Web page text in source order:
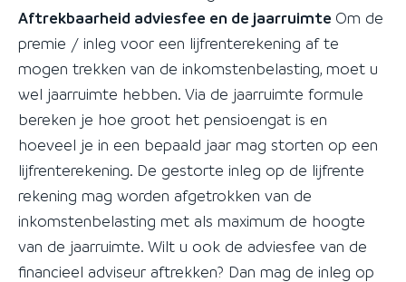
Aftrekbaarheid adviesfee en de jaarruimte Om de
premie / inleg voor een lijfrenterekening af te
mogen trekken van de inkomstenbelasting, moet u
wel jaarruimte hebben. Via de jaarruimte formule
bereken je hoe groot het pensioengat is en
hoeveel je in een bepaald jaar mag storten op een
lijfrenterekening. De gestorte inleg op de lijfrente
rekening mag worden afgetrokken van de
inkomstenbelasting met als maximum de hoogte
van de jaarruimte. Wilt u ook de adviesfee van de
financieel adviseur aftrekken? Dan mag de inleg op